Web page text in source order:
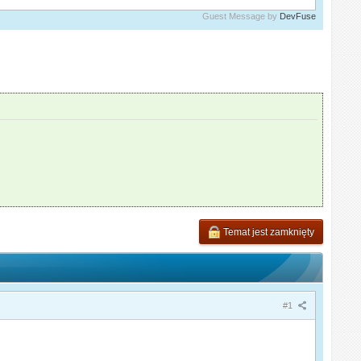
Guest Message by DevFuse
Temat jest zamknięty
#1